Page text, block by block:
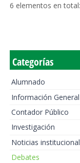
6 elementos en total:
Categorías
Alumnado
Información General
Contador Público
Investigación
Noticias
Debates